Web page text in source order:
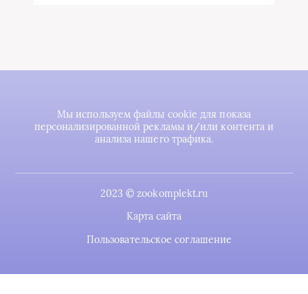
Мы используем файлы cookie для показа
персонализированной рекламы и/или контента и
анализа нашего трафика.
2023 © zookomplekt.ru
Карта сайта
Пользовательское соглашение